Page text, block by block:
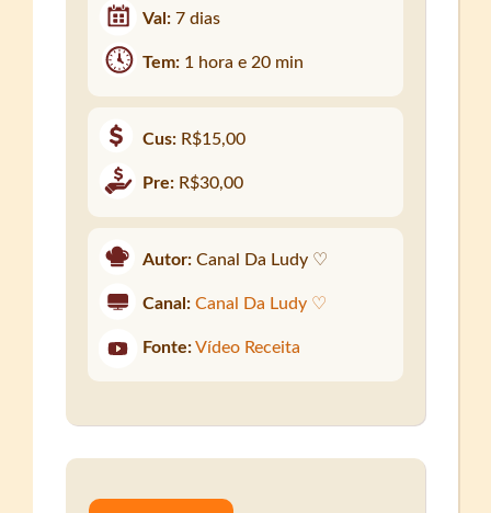
Val:7 dias
Tem: 1 hora e 20 min
Cus: R$15,00
Pre: R$30,00
Autor: Canal Da Ludy ♡
Canal: Canal Da Ludy ♡
Fonte: Vídeo Receita